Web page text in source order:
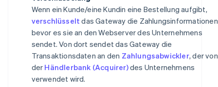
Wenn ein Kunde/eine Kundin eine Bestellung aufgibt,
verschlüsselt das Gateway die
bevor es sie an den Webserver des Unternehmens
sendet. Von dort sendet das Gateway die
Transaktionsdaten an den Zahlungsabwickler, der von
der Händlerbank (Acquirer)des Unternehmens
verwendet wird.